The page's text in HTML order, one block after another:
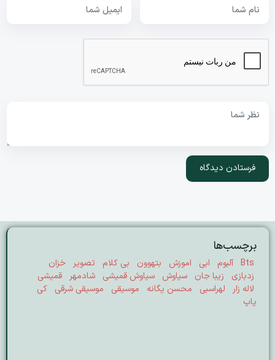
برچسب‌ها
Bts آلبوم ابی اموزش بتهوون بی کلام تصویر
خزان
زدبازی
زیبا جان سیاوش سیاوش قمیشی شادمهر
قمیشی
لاله زار
لهراسبی محسن یگانه موسیقی موسیقی شرقی
کی
پاپ